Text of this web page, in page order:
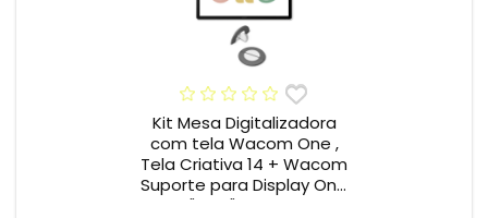
Kit Mesa Digitalizadora
com tela Wacom One ,
Tela Criativa 14 + Wacom
Suporte para Display One
12" e 13" ACK649Z